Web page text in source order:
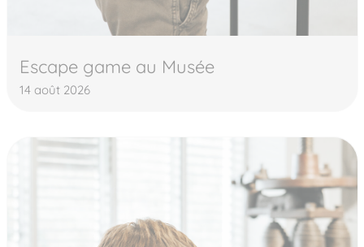
Escape game au Musée
14 août 2026